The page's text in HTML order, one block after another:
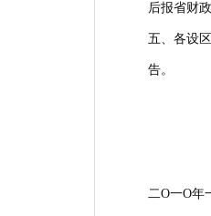
后报省财
五、各设
告。
二O一O年